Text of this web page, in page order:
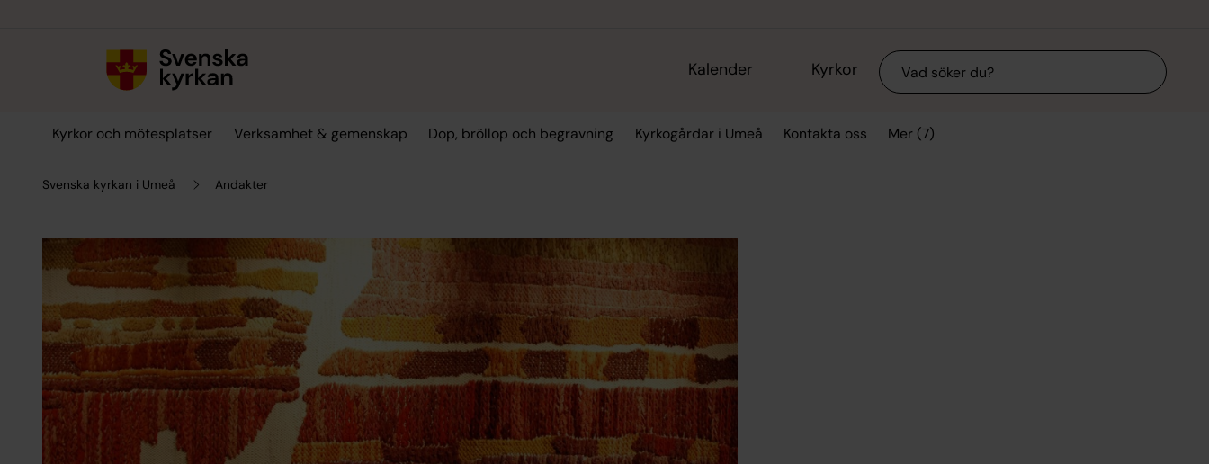
Kalender Kyrkor Sök
Kyrkor och mötesplatser Verksamhet & gemenskap Dop, bröllop och begravning Kyrkogårdar i Umeå Kontakta oss Mer (7)
Svenska kyrkan i Umeå Andakter